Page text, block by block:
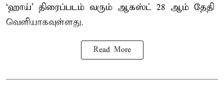
‘ஹாய்’ திரைப்படம் வரும் ஆகஸ்ட் 28 ஆம் தேதி
வெளியாகவுள்ளது.
Read More